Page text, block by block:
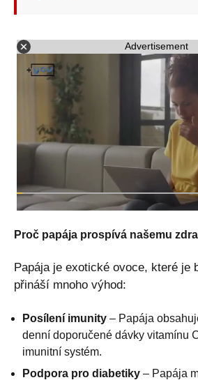
Advertisement
Proč papája prospívá našemu
Papája je exotické ovoce, které je
přináší mnoho výhod:
Posílení imunity – Papája
denní doporučené dávky vitamínu
imunitní systém.
Podpora pro diabetiky – Papája